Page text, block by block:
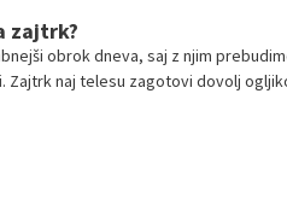
zajtrk?
obrok dneva, saj z njim
Zajtrk naj telesu zagotovi dovolj